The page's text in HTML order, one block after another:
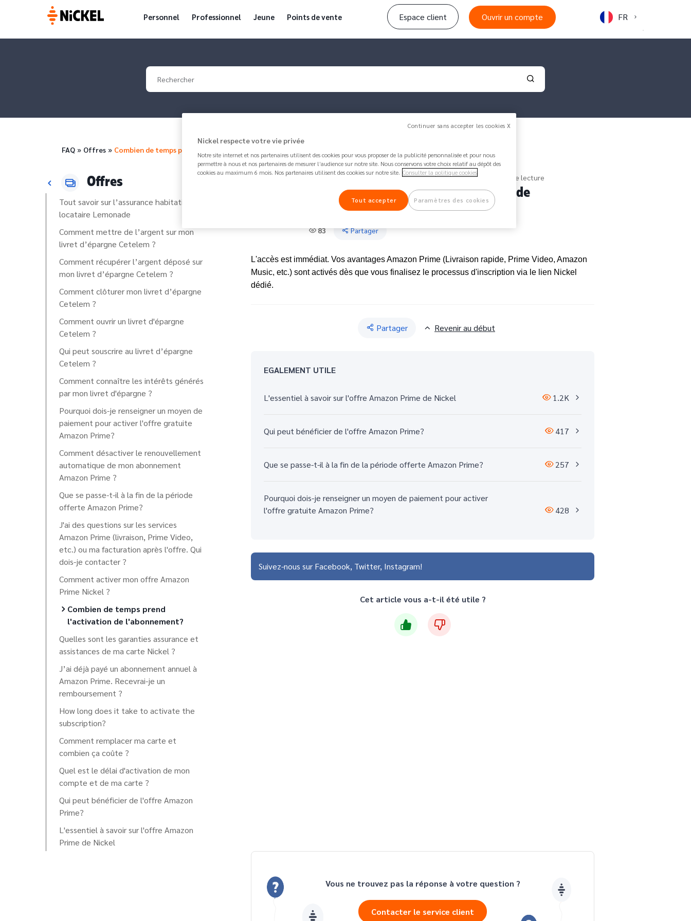
Personnel Professionnel Jeune Points de vente Espace client Ouvrir un compte FR
Your search
Validate your search
Fil d'Ariane
FAQ Offres Combien de temps prend l…
Offres
Tout savoir sur l’assurance habitation
locataire Lemonade
Comment mettre de l’argent sur mon
livret d’épargne Cetelem ?
Comment récupérer l’argent déposé sur
mon livret d’épargne Cetelem ?
Comment clôturer mon livret d’épargne
Cetelem ?
Comment ouvrir un livret d'épargne
Cetelem ?
Qui peut souscrire au livret d’épargne
Cetelem ?
Comment connaître les intérêts générés
par mon livret d'épargne ?
Pourquoi dois-je renseigner un moyen de
paiement pour activer l'offre gratuite
Amazon Prime?
Comment désactiver le renouvellement
automatique de mon abonnement
Amazon Prime ?
Que se passe-t-il à la fin de la période
offerte Amazon Prime?
J'ai des questions sur les services
Amazon Prime (livraison, Prime Video,
etc.) ou ma facturation après l'offre. Qui
dois-je contacter ?
Comment activer mon offre Amazon
Prime Nickel ?
Combien de temps prend
l'activation de l'abonnement?
Quelles sont les garanties assurance et
assistances de ma carte Nickel ?
J’ai déjà payé un abonnement annuel à
Amazon Prime. Recevrai-je un
remboursement ?
How long does it take to activate the
subscription?
Comment remplacer ma carte et
combien ça coûte ?
Quel est le délai d'activation de mon
compte et de ma carte ?
Qui peut bénéficier de l'offre Amazon
Prime?
L'essentiel à savoir sur l'offre Amazon
Prime de Nickel
Article mis à jour par Philippeil y a 1 month 3 weeks - 2 minutes de lecture
Combien de temps prend l'activation de
l'abonnement?
83 Partager
L'accès est immédiat. Vos avantages Amazon Prime (Livraison rapide, Prime Video, Amazon
Music, etc.) sont activés dès que vous finalisez le processus d'inscription via le lien Nickel
dédié.
Partager Revenir au début
EGALEMENT UTILE
L'essentiel à savoir sur l'offre Amazon Prime de Nickel 1.2K
Qui peut bénéficier de l'offre Amazon Prime? 417
Que se passe-t-il à la fin de la période offerte Amazon Prime? 257
Pourquoi dois-je renseigner un moyen de paiement pour activer
l'offre gratuite Amazon Prime?
428
Suivez-nous sur Facebook Twitter Instagram
Cet article vous a-t-il été utile ?
Vous ne trouvez pas la réponse à votre question ?
Contacter le service client
Continuer sans accepter les cookies X
Nickel respecte votre vie privée
Notre site internet et nos partenaires utilisent des cookies pour vous proposer de la publicité personnalisée et pour nous
permettre à nous et nos partenaires de mesurer l’audience sur notre site. Nous conservons votre choix relatif au dépôt des
cookies au maximum 6 mois. Nos partenaires utilisent des cookies sur notre site. Consulter la politique cookies
Paramètres des cookies
Tout accepter